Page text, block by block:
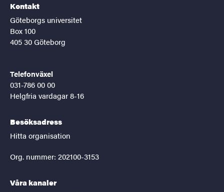
Kontakt
Göteborgs universitet
Box 100
405 30 Göteborg
Telefonväxel
031-786 00 00
Helgfria vardagar 8-16
Besöksadress
Hitta organisation
Org. nummer: 202100-3153
Våra kanaler